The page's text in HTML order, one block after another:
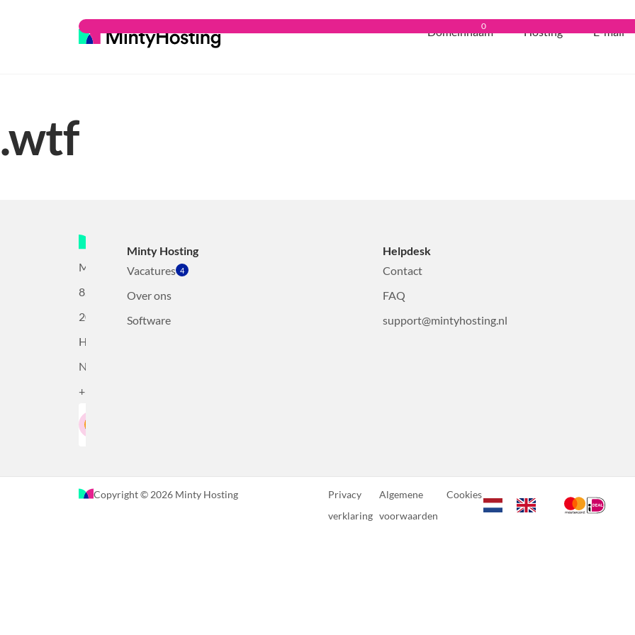
Domeinnaam Hosting E-mail
0
.wtf
Mollerusweg
82
2031BZ
Haarlem,
Nederland
+31232305815
Minty Hosting
Vacatures 4
Over ons
Software
Helpdesk
Contact
FAQ
support@mintyhosting.nl
Copyright © 2026 Minty Hosting
Privacy
verklaring
Algemene
voorwaarden
Cookies